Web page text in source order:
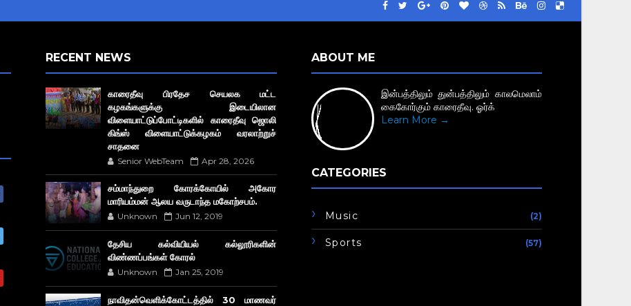
RECENT NEWS
காரைதீவு பிரதேச செயலக மட்ட
கழகங்களுக்கு இடையிலான
விளையாட்டுப்போட்டிகளில் காரைதீவு ஜொலி
கிங்ஸ் விளையாட்டுக்கழகம் வரலாற்றுச்
சாதனை
Senior WebTeam Apr 28, 2026
சம்மாந்துறை கோரக்கோயில் அகோர​
மாரியம்மன் ஆலய வருடாந்த மகோற்சபம்.
Unknown Jun 12, 2019
தேசிய கல்வியியல் கல்லூரிகளின்
விண்ணப்பங்கள் கோரல்
Unknown Jan 25, 2019
நாவிதன்வெளிக்கோட்டத்தில் 30 மாணவர்
ABOUT ME
இன்பத்திலும் துன்பத்திலும் காலமெலாம்
கைகோர்கும் காரைதீவு. ஓர்க்
Learn More →
CATEGORIES
Music (2)
Sports (57)